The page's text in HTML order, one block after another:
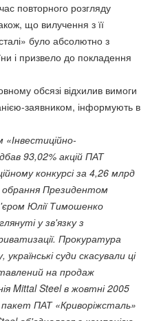
повторного розгляду
що вилучення з її
було абсолютно з
і призвело до покладення
обсязі відхилив вимоги
заявником, інформують в
«Інвестиційно-
93,02% акцій ПАТ
конкурсі за 4,26 млрд
обрання Президентом
Юлії Тимошенко
у зв'язку з
Прокуратура
суди скасували ці
на продаж
Mittal Steel в жовтні 2005
ПАТ «Криворіжсталь»